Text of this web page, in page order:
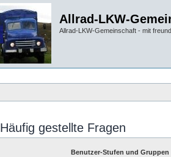
Allrad-LKW-
Allrad-LKW-Gemeinschaft - mit
Häufig gestellte Fragen
Benutzer-Stufen und Gruppen